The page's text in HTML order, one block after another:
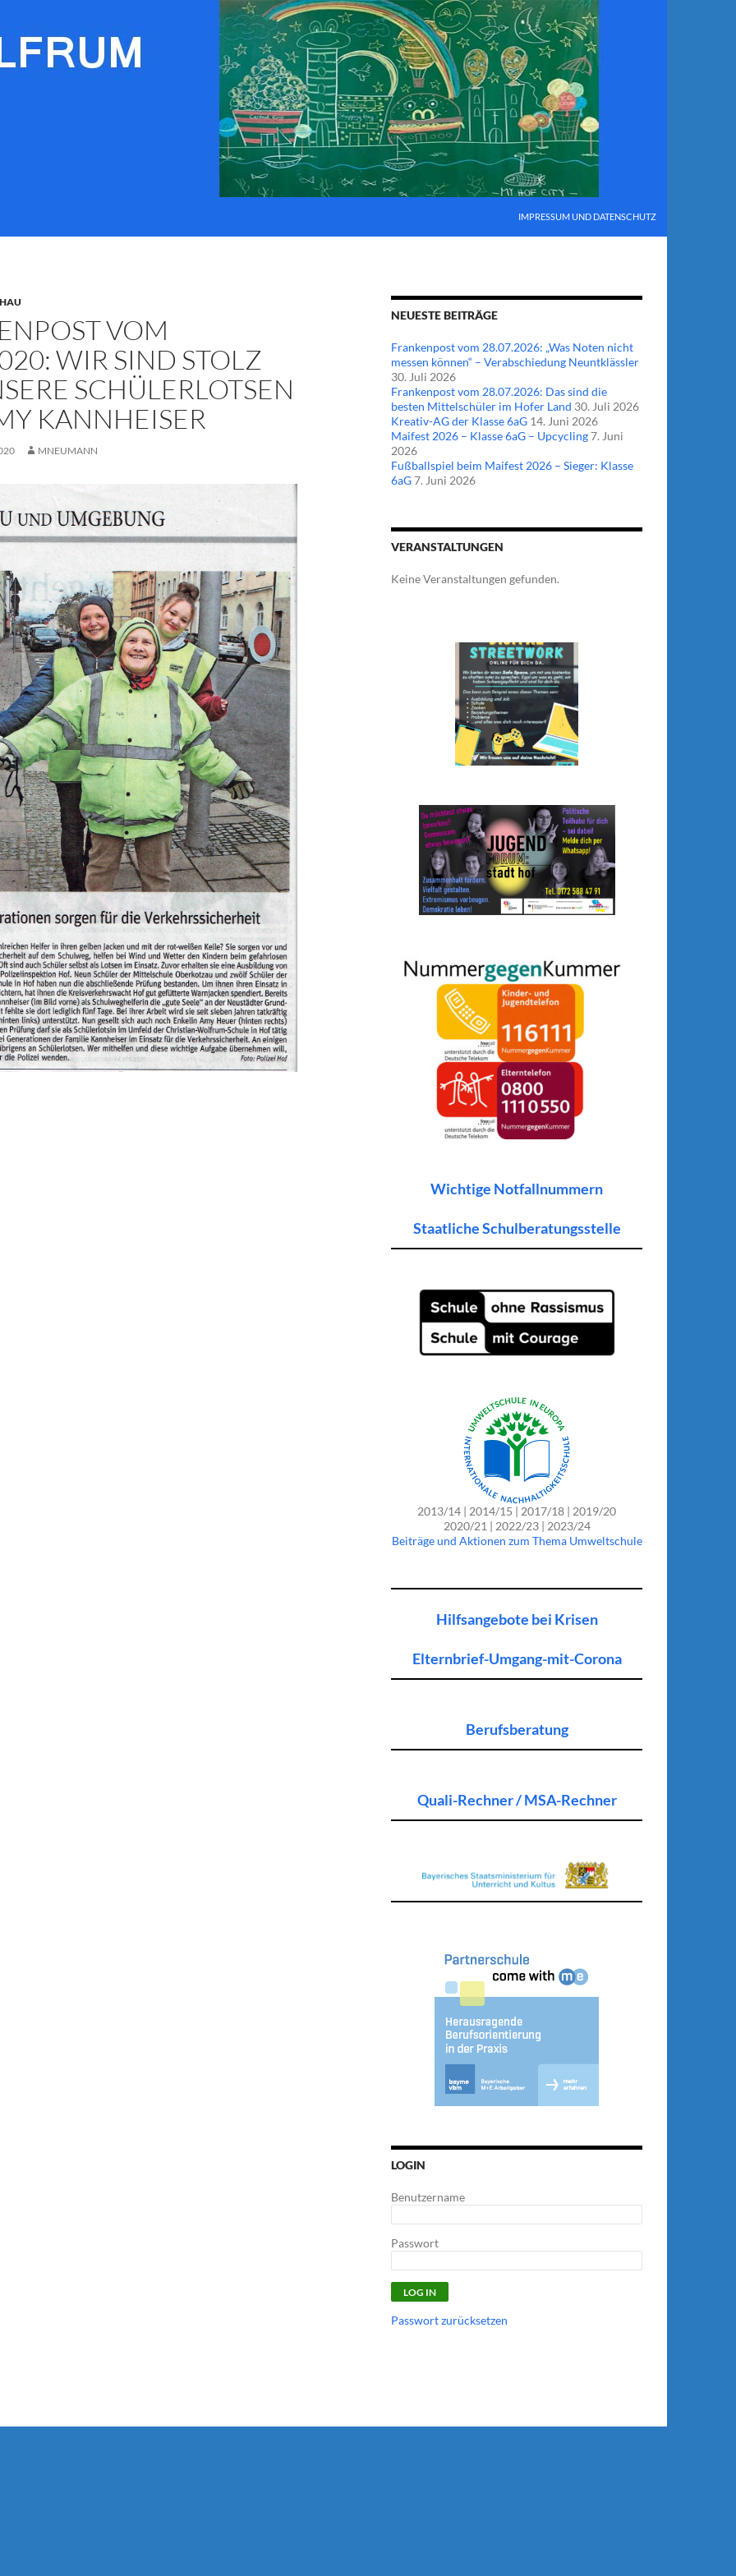
IMPRESSUM UND DATENSCHUTZ
VOM
WIR SIND STOLZ
SCHÜLERLOTSEN
KANNHEISER
MNEUMANN
NEUESTE BEITRÄGE
Frankenpost vom 28.07.2026: „Was Noten nicht
messen können“ – Verabschiedung Neuntklässler
30. Juli 2026
Frankenpost vom 28.07.2026: Das sind die
besten Mittelschüler im Hofer Land 30. Juli 2026
Kreativ-AG der Klasse 6aG 14. Juni 2026
Maifest 2026 – Klasse 6aG – Upcycling7. Juni
2026
Fußballspiel beim Maifest 2026 – Sieger: Klasse
6aG7. Juni 2026
VERANSTALTUNGEN
Keine Veranstaltungen gefunden.
Wichtige Notfallnummern
Staatliche Schulberatungsstelle
2013/14 | 2014/15 | 2017/18 | 2019/20
2020/21 | 2022/23 | 2023/24
Beiträge und Aktionen zum Thema Umweltschule
Hilfsangebote bei Krisen
Elternbrief-Umgang-mit-Corona
Berufsberatung
Quali-Rechner / MSA-Rechner
LOGIN
Benutzername
Passwort
Passwort zurücksetzen